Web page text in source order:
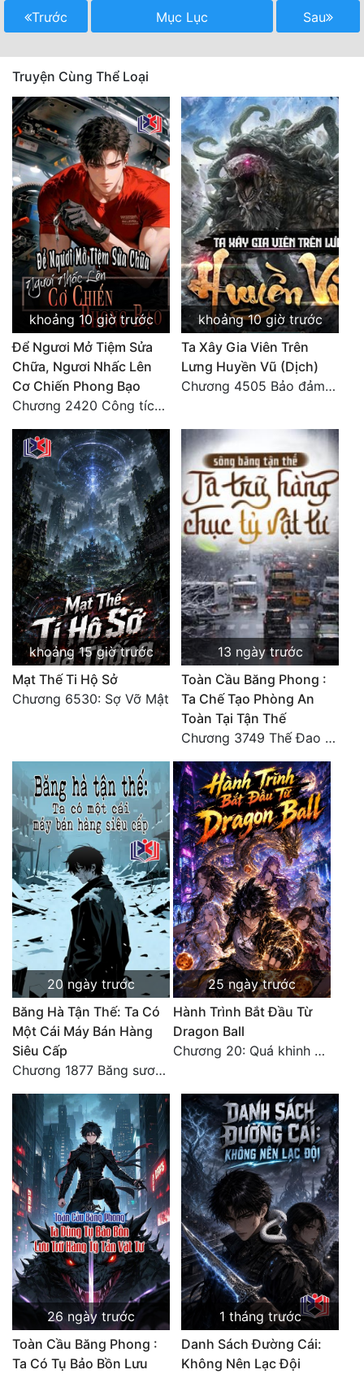
Trước Mục Lục Sau
Truyện Cùng Thể Loại
khoảng 10 giờ trước
Để Ngươi Mở Tiệm Sửa
Chữa, Ngươi Nhấc Lên
Cơ Chiến Phong Bạo
Chương 2420 Công tích vĩ đại!! Cơ Tu Chi Thần?!
khoảng 10 giờ trước
Ta Xây Gia Viên Trên
Lưng Huyền Vũ (Dịch)
Chương 4505 Bảo đảm nhất.
khoảng 15 giờ trước
Mạt Thế Ti Hộ Sở
Chương 6530: Sợ Vỡ Mật
13 ngày trước
Toàn Cầu Băng Phong :
Ta Chế Tạo Phòng An
Toàn Tại Tận Thế
Chương 3749 Thế Đao xuất kích
20 ngày trước
Băng Hà Tận Thế: Ta Có
Một Cái Máy Bán Hàng
Siêu Cấp
Chương 1877 Băng sương kết giới
25 ngày trước
Hành Trình Bắt Đầu Từ
Dragon Ball
Chương 20: Quá khinh người
26 ngày trước
Toàn Cầu Băng Phong :
Ta Có Tụ Bảo Bồn Lưu
1 tháng trước
Danh Sách Đường Cái:
Không Nên Lạc Đội